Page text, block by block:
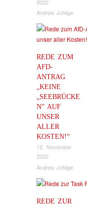
2020
Andrea Johlige
REDE ZUM
AFD-
ANTRAG
„KEINE
„SEEBRÜCKE
N“ AUF
UNSER
ALLER
KOSTEN!“
12. November
2020
Andrea Johlige
REDE ZUR